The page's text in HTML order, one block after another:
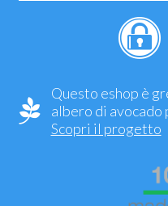
Questo eshop è
albero di avocado
Scopri il progetto